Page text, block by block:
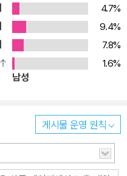
벌어지는 시대극이다. 왕정
는 생명의 끈을 태라는 줄기
드러나는 문제를 다루고 있
기회를 전한다. 사추기 :
으로 형식은 현대적인 기법을
재를 대비시켜 근본적인 문제
4.7%
9.4%
7.8%
1.6%
남성
게시물 운영 원칙